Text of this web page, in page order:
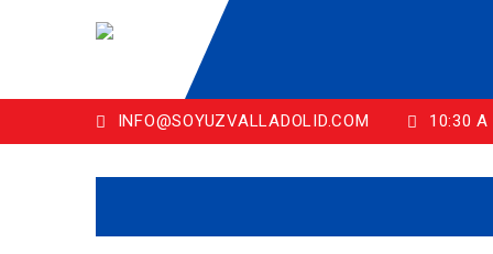
INFO@SOYUZVALLADOLID.COM 10:30